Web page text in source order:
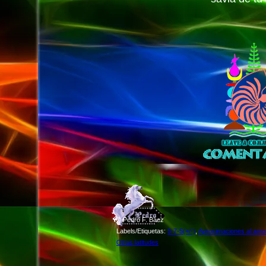
©Pedro F. Báez
Labels/Etiquetas: 5-7-5(+/-) Aproximaciones al
Otras latitudes